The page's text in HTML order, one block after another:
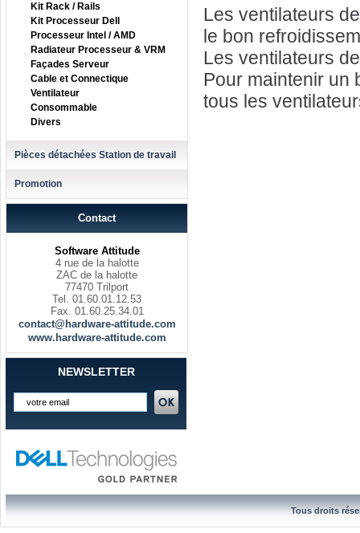
Kit Rack / Rails
Kit Processeur Dell
Processeur Intel / AMD
Radiateur Processeur & VRM
Façades Serveur
Cable et Connectique
Ventilateur
Consommable
Divers
Pièces détachées Station de travail
Promotion
Contact
Software Attitude
4 rue de la halotte
ZAC de la halotte
77470 Trilport
Tel. 01.60.01.12.53
Fax. 01.60.25.34.01
contact@hardware-attitude.com
www.hardware-attitude.com
NEWSLETTER
Les ventilateurs
le bon
Les ventilateurs
Pour maintenir un
tous les
Tous droits